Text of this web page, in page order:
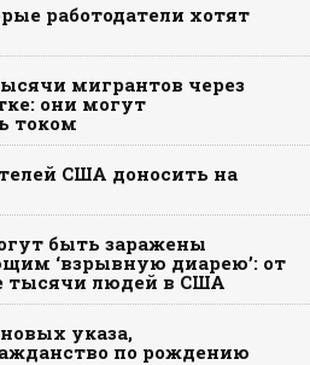
работодатели хотят
мигрантов через
они могут
током
США доносить на
быть заражены
‘взрывную диарею’: от
тысячи людей в США
указа,
по рождению